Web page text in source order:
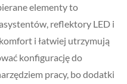
elementy to
reflektory LED i
i łatwiej utrzymują
konfigurację do
pracy, bo dodatki